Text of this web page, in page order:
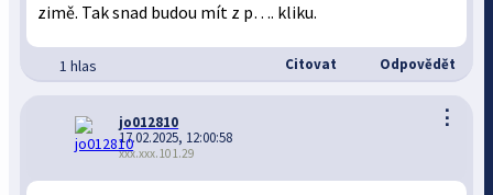
zimě. Tak snad budou mít z p…. kliku.
1 hlas Citovat Odpovědět
⋮
jo012810
17.02.2025, 12:00:58
xxx.xxx.101.29